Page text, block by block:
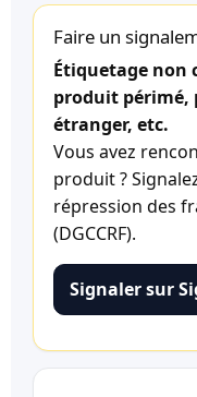
Faire un
Étiquetage non
produit périmé,
étranger, etc.
Vous avez
produit ?
répression des
(DGCCRF).
Signaler sur